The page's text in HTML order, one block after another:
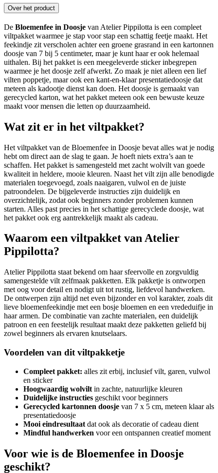
Over het product
De Bloemenfee in Doosje van Atelier Pippilotta is een compleet
viltpakket waarmee je stap voor stap een schattig feetje maakt. Het
feekindje zit verscholen achter een groene grasrand in een kartonnen
doosje van 7 bij 5 centimeter, maar je kunt haar er ook helemaal
uithalen. Bij het pakket is een meegeleverde sticker inbegrepen
waarmee je het doosje zelf afwerkt. Zo maak je niet alleen een lief
vilten poppetje, maar ook een kant-en-klaar presentatiedoosje dat
meteen als kadootje dienst kan doen. Het doosje is gemaakt van
gerecycled karton, wat het pakket meteen ook een bewuste keuze
maakt voor mensen die letten op duurzaamheid.
Wat zit er in het viltpakket?
Het viltpakket van de Bloemenfee in Doosje bevat alles wat je nodig
hebt om direct aan de slag te gaan. Je hoeft niets extra’s aan te
schaffen. Het pakket is samengesteld met zacht wolvilt van goede
kwaliteit in heldere, mooie kleuren. Naast het vilt zijn alle benodigde
materialen toegevoegd, zoals naaigaren, vulwol en de juiste
patroondelen. De bijgeleverde instructies zijn duidelijk en
overzichtelijk, zodat ook beginners zonder problemen kunnen
starten. Alles past precies in het schattige gerecyclede doosje, wat
het pakket ook erg aantrekkelijk maakt als cadeau.
Waarom een viltpakket van Atelier
Pippilotta?
Atelier Pippilotta staat bekend om haar sfeervolle en zorgvuldig
samengestelde vilt zelfmaak pakketten. Elk pakketje is ontworpen
met oog voor detail en nodigt uit tot rustig, liefdevol handwerken.
De ontwerpen zijn altijd net even bijzonder en vol karakter, zoals dit
lieve bloemenfeekindje met een bosje bloemen en een vrededuifje in
haar armen. De combinatie van zachte materialen, een duidelijk
patroon en een feestelijk resultaat maakt deze pakketten geliefd bij
zowel beginners als ervaren knutselaars.
Voordelen van dit viltpakketje
Compleet pakket: alles zit erbij, inclusief vilt, garen, vulwol
en sticker
Hoogwaardig wolvilt in zachte, natuurlijke kleuren
Duidelijke instructies geschikt voor beginners
Gerecycled kartonnen doosje van 7 x 5 cm, meteen klaar als
presentatiedoosje
Mooi eindresultaat dat ook als decoratie of cadeau dient
Mindful handwerken voor een ontspannen creatief moment
Voor wie is de Bloemenfee in Doosje
geschikt?